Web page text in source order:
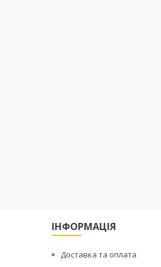
ІНФОРМАЦІЯ
Доставка та оплата